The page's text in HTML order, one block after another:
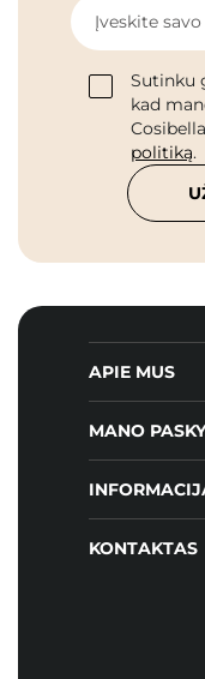
Įveskite
Sutinku
kad
politiką.
APIE MUS
MANO
KONTAKTAS